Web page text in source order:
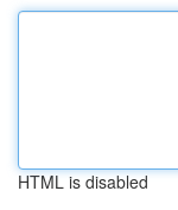
HTML is disabled